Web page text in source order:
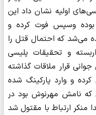
اولیه نشان داد این
وسپس فوت کرده و
که احتمال قتل را
و تحقیقات پلیسی
قرار ملاقات گذاشته
و وارد پارکینگ شده
که نامش مهرنوش بود در
منکر ارتباط با مقتول شد